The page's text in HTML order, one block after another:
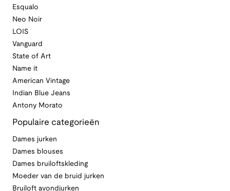
Esqualo
Neo Noir
LOIS
Vanguard
State of Art
Name it
American Vintage
Indian Blue Jeans
Antony Morato
Populaire categorieën
Dames jurken
Dames blouses
Dames bruiloftskleding
Moeder van de bruid jurken
Bruiloft avondjurken